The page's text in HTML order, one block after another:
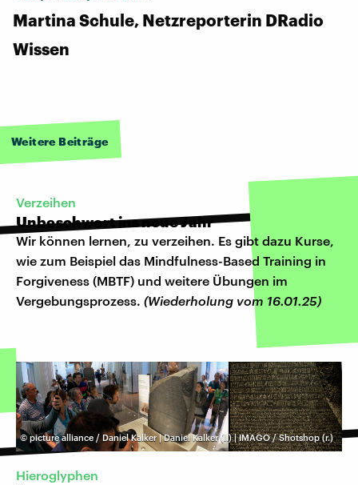
Martina Schule, Netzreporterin DRadio
Wissen
Weitere Beiträge
Verzeihen
Unbeschwert ins neue Jahr
Wir können lernen, zu verzeihen. Es gibt dazu Kurse,
wie zum Beispiel das Mindfulness-Based Training in
Forgiveness (MBTF) und weitere Übungen im
Vergebungsprozess. (Wiederholung vom 16.01.25)
©picture alliance / Daniel Kalker | Daniel Kalker (l.) | IMAGO / Shotshop (r.)
Hieroglyphen